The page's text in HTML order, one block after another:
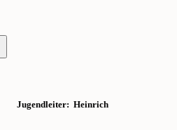
Jugendleiter: Heinrich